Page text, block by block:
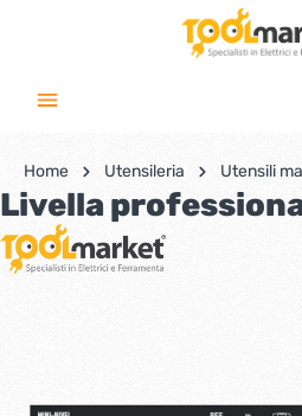
Home Utensileria Utensili
Livella